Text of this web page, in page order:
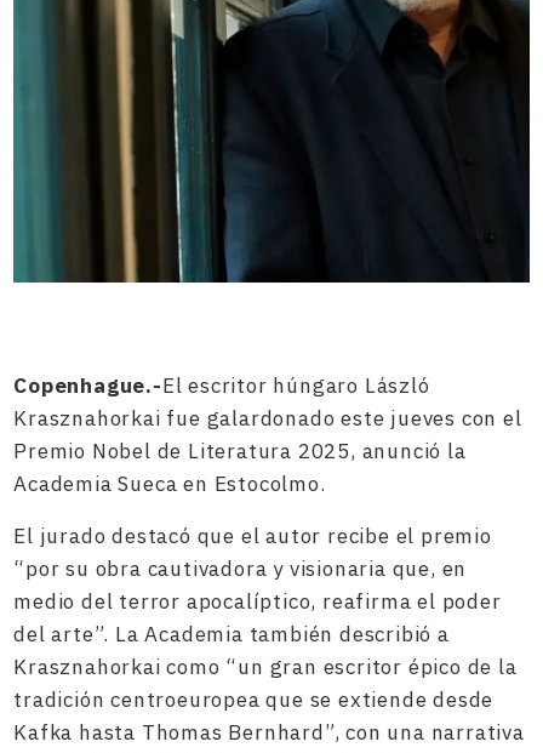
Copenhague.-El escritor húngaro László
Krasznahorkai fue galardonado este jueves con el
Premio Nobel de Literatura 2025, anunció la
Academia Sueca en Estocolmo.
El jurado destacó que el autor recibe el premio
“por su obra cautivadora y visionaria que, en
medio del terror apocalíptico, reafirma el poder
del arte”. La Academia también describió a
Krasznahorkai como “un gran escritor épico de la
tradición centroeuropea que se extiende desde
Kafka hasta Thomas Bernhard”, con una narrativa